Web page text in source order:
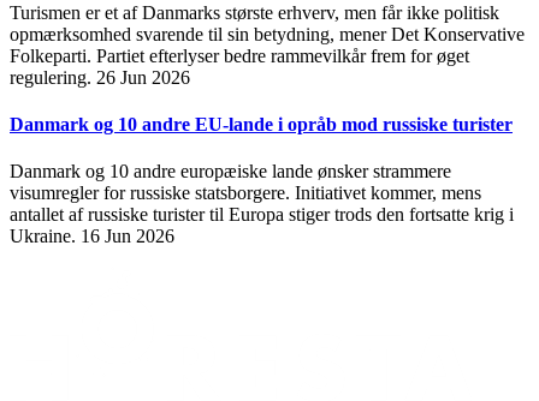
Turismen er et af Danmarks største erhverv, men får ikke politisk
opmærksomhed svarende til sin betydning, mener Det Konservative
Folkeparti. Partiet efterlyser bedre rammevilkår frem for øget
regulering. 26 Jun 2026
Danmark og 10 andre EU-lande i opråb mod russiske turister
Danmark og 10 andre europæiske lande ønsker strammere
visumregler for russiske statsborgere. Initiativet kommer, mens
antallet af russiske turister til Europa stiger trods den fortsatte krig i
Ukraine. 16 Jun 2026